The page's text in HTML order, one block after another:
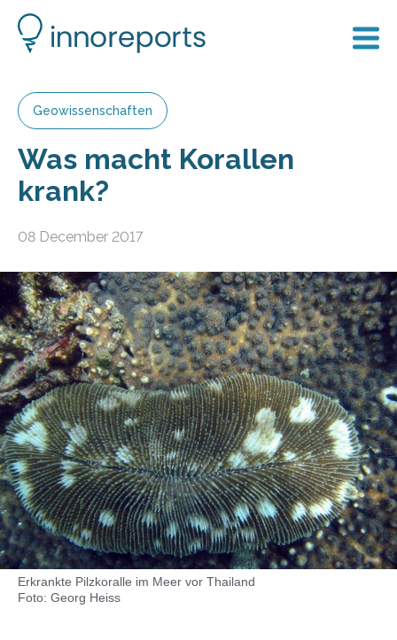
Geowissenschaften
Was macht Korallen
krank?
08 December 2017
Erkrankte Pilzkoralle im Meer vor Thailand
Foto: Georg Heiss